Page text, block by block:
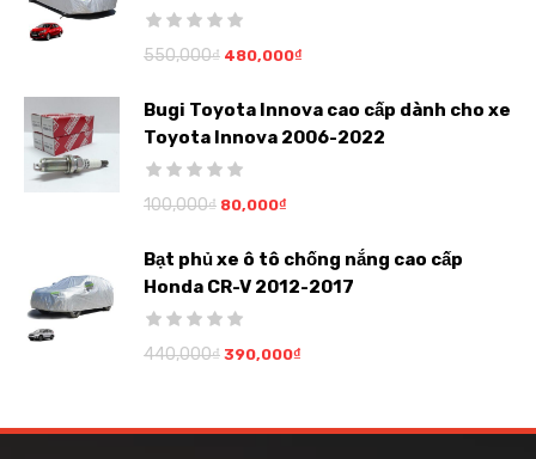
550,000₫ 480,000₫
Bugi Toyota Innova cao cấp dành cho xe
Toyota Innova 2006-2022
100,000₫ 80,000₫
Bạt phủ xe ô tô chống nắng cao cấp
Honda CR-V 2012-2017
440,000₫ 390,000₫